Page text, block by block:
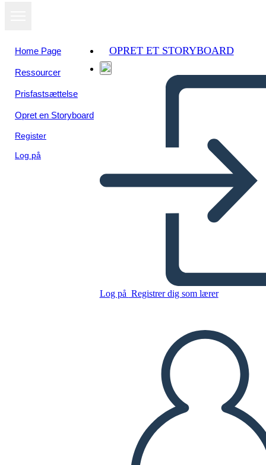
Home Page
Ressourcer
Prisfastsættelse
Opret en Storyboard
Register
Log på
OPRET ET STORYBOARD
Log på Registrer dig som lærer
Allusioni di Uccelli Bianchi
LAVE ET STORYBOARD
AFSPIL DIASSHOW
LÆS FOR MIG